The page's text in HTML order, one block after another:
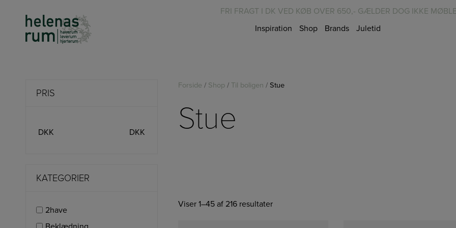
indholdet
FRI FRAGT I DK VED KØB OVER 650,- GÆLDER DOG IKKE
Inspiration
Shop Brands Juletid
Forside / Shop/ Til boligen /Stue
Stue
Viser 1–45 af 216 resultater
PRIS
DKK DKK
KATEGORIER
2have